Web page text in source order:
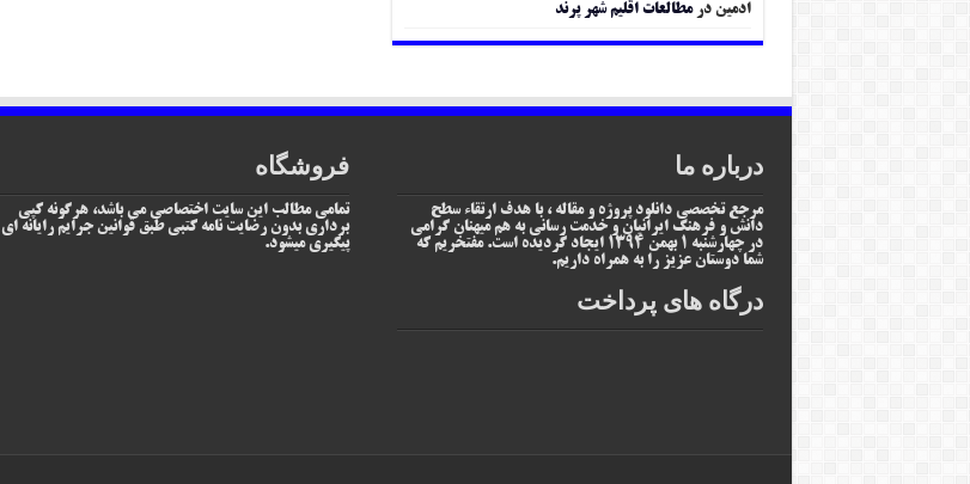
ادمین درمطالعات اقلیم شهر پرند
درباره ما
مرجع تخصصی دانلود پروژه و مقاله ، با هدف ارتقاء سطح
دانش و فرهنگ ایرانیان و خدمت رسانی به هم میهنان گرامی
در چهارشنبه 1 بهمن 1394 ایجاد گردیده است. مفتخریم که
شما دوستان عزیز را به همراه داریم.
درگاه های پرداخت
فروشگاه
تمامی مطالب این سایت اختصاصی می باشد، هرگونه کپی
برداری بدون رضایت نامه کتبی طبق قوانین جرایم رایانه ای
پیگیری میشود.